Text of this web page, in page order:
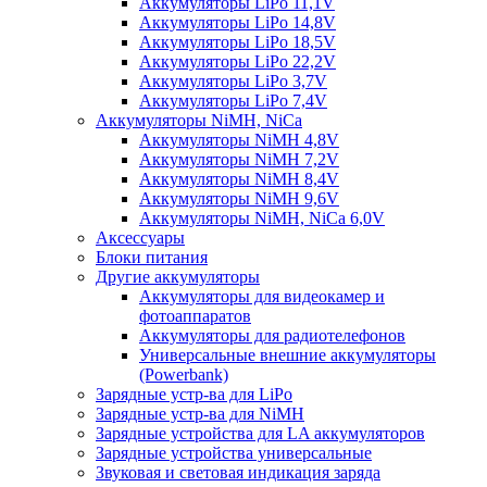
Аккумуляторы LiPo 14,8V
Аккумуляторы LiPo 18,5V
Аккумуляторы LiPo 22,2V
Аккумуляторы LiPo 3,7V
Аккумуляторы LiPo 7,4V
Аккумуляторы NiMH, NiCa
Аккумуляторы NiMH 4,8V
Аккумуляторы NiMH 7,2V
Аккумуляторы NiMH 8,4V
Аккумуляторы NiMH 9,6V
Аккумуляторы NiMH, NiCa 6,0V
Аксессуары
Блоки питания
Другие аккумуляторы
Аккумуляторы для видеокамер и
фотоаппаратов
Аккумуляторы для радиотелефонов
Универсальные внешние аккумуляторы
(Powerbank)
Зарядные устр-ва для LiPo
Зарядные устр-ва для NiMH
Зарядные устройства для LA аккумуляторов
Зарядные устройства универсальные
Звуковая и световая индикация заряда